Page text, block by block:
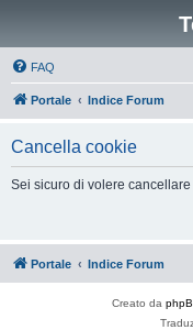
FAQ
Portale Indice Forum
Cancella cookie
Sei sicuro di volere
Portale Indice Forum
Creato da